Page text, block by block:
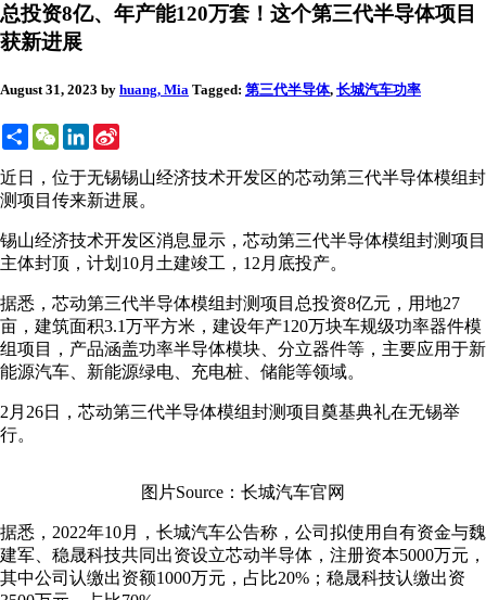
总投资8亿、年产能120万套！这个第三代半导体项目
获新进展
August 31, 2023 by huang, Mia Tagged: 第三代半导体, 长城汽车功率
ShareWeChatLinkedIn
近日，位于无锡锡山经济技术开发区的芯动第三代半导体模组封
测项目传来新进展。
锡山经济技术开发区消息显示，芯动第三代半导体模组封测项目
主体封顶，计划10月土建竣工，12月底投产。
据悉，芯动第三代半导体模组封测项目总投资8亿元，用地27
亩，建筑面积3.1万平方米，建设年产120万块车规级功率器件模
组项目，产品涵盖功率半导体模块、分立器件等，主要应用于新
能源汽车、新能源绿电、充电桩、储能等领域。
2月26日，芯动第三代半导体模组封测项目奠基典礼在无锡举
行。
图片Source：长城汽车官网
据悉，2022年10月，长城汽车公告称，公司拟使用自有资金与魏
建军、稳晟科技共同出资设立芯动半导体，注册资本5000万元，
其中公司认缴出资额1000万元，占比20%；稳晟科技认缴出资